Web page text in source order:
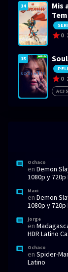
14
Mis
0
15
0
AC3
Ochaco
en Demon
1080p y
Maxi
en Demon
1080p y
jorge
en
HDR Latino
Ochaco
en Spider-
Latino